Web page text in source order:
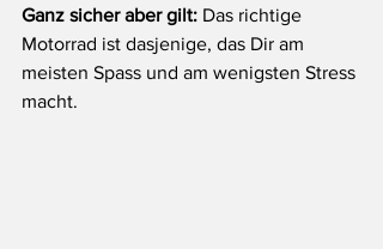
Ganz sicher aber gilt: Das richtige
Motorrad ist dasjenige, das Dir am
meisten Spass und am wenigsten Stress
macht.